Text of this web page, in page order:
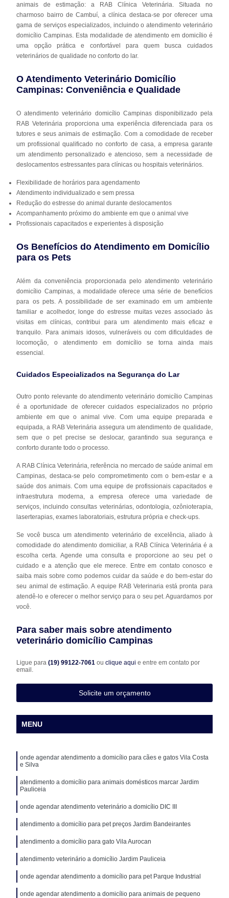
animais de estimação: a RAB Clínica Veterinária. Situada no
charmoso bairro de Cambuí, a clínica destaca-se por oferecer uma
gama de serviços especializados, incluindo o atendimento veterinário
domicílio Campinas. Esta modalidade de atendimento em domicílio é
uma opção prática e confortável para quem busca cuidados
veterinários de qualidade no conforto do lar.
O Atendimento Veterinário Domicílio
Campinas: Conveniência e Qualidade
O atendimento veterinário domicílio Campinas disponibilizado pela
RAB Veterinária proporciona uma experiência diferenciada para os
tutores e seus animais de estimação. Com a comodidade de receber
um profissional qualificado no conforto de casa, a empresa garante
um atendimento personalizado e atencioso, sem a necessidade de
deslocamentos estressantes para clínicas ou hospitais veterinários.
Flexibilidade de horários para agendamento
Atendimento individualizado e sem pressa
Redução do estresse do animal durante deslocamentos
Acompanhamento próximo do ambiente em que o animal vive
Profissionais capacitados e experientes à disposição
Os Benefícios do Atendimento em Domicílio
para os Pets
Além da conveniência proporcionada pelo atendimento veterinário
domicílio Campinas, a modalidade oferece uma série de benefícios
para os pets. A possibilidade de ser examinado em um ambiente
familiar e acolhedor, longe do estresse muitas vezes associado às
visitas em clínicas, contribui para um atendimento mais eficaz e
tranquilo. Para animais idosos, vulneráveis ou com dificuldades de
locomoção, o atendimento em domicílio se torna ainda mais
essencial.
Cuidados Especializados na Segurança do Lar
Outro ponto relevante do atendimento veterinário domicílio Campinas
é a oportunidade de oferecer cuidados especializados no próprio
ambiente em que o animal vive. Com uma equipe preparada e
equipada, a RAB Veterinária assegura um atendimento de qualidade,
sem que o pet precise se deslocar, garantindo sua segurança e
conforto durante todo o processo.
A RAB Clínica Veterinária, referência no mercado de saúde animal em
Campinas, destaca-se pelo comprometimento com o bem-estar e a
saúde dos animais. Com uma equipe de profissionais capacitados e
infraestrutura moderna, a empresa oferece uma variedade de
serviços, incluindo consultas veterinárias, odontologia, ozônioterapia,
laserterapias, exames laboratoriais, estrutura própria e check-ups.
Se você busca um atendimento veterinário de excelência, aliado à
comodidade do atendimento domiciliar, a RAB Clínica Veterinária é a
escolha certa. Agende uma consulta e proporcione ao seu pet o
cuidado e a atenção que ele merece. Entre em contato conosco e
saiba mais sobre como podemos cuidar da saúde e do bem-estar do
seu animal de estimação. A equipe RAB Veterinaria está pronta para
atendê-lo e oferecer o melhor serviço para o seu pet. Aguardamos por
você.
Para saber mais sobre atendimento
veterinário domicílio Campinas
Ligue para(19) 99122-7061ouclique aqui e entre em contato por
email.
Solicite um orçamento
MENU
onde agendar atendimento a domicílio para cães e gatos Vila Costa
e Silva
atendimento a domicílio para animais domésticos marcar Jardim
Pauliceia
onde agendar atendimento veterinário a domicílio DIC III
atendimento a domicílio para pet preços Jardim Bandeirantes
atendimento a domicílio para gato Vila Aurocan
atendimento veterinário a domicílio Jardim Pauliceia
onde agendar atendimento a domicílio para pet Parque Industrial
onde agendar atendimento a domicílio para animais de pequeno